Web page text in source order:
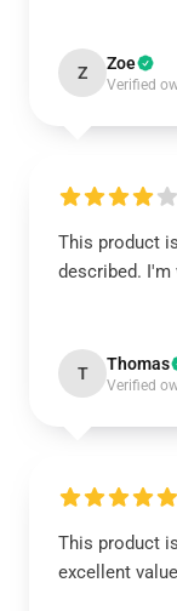
Z Zoe
Verified
This product
described. I'm
T Thomas
Verified
This product
excellent